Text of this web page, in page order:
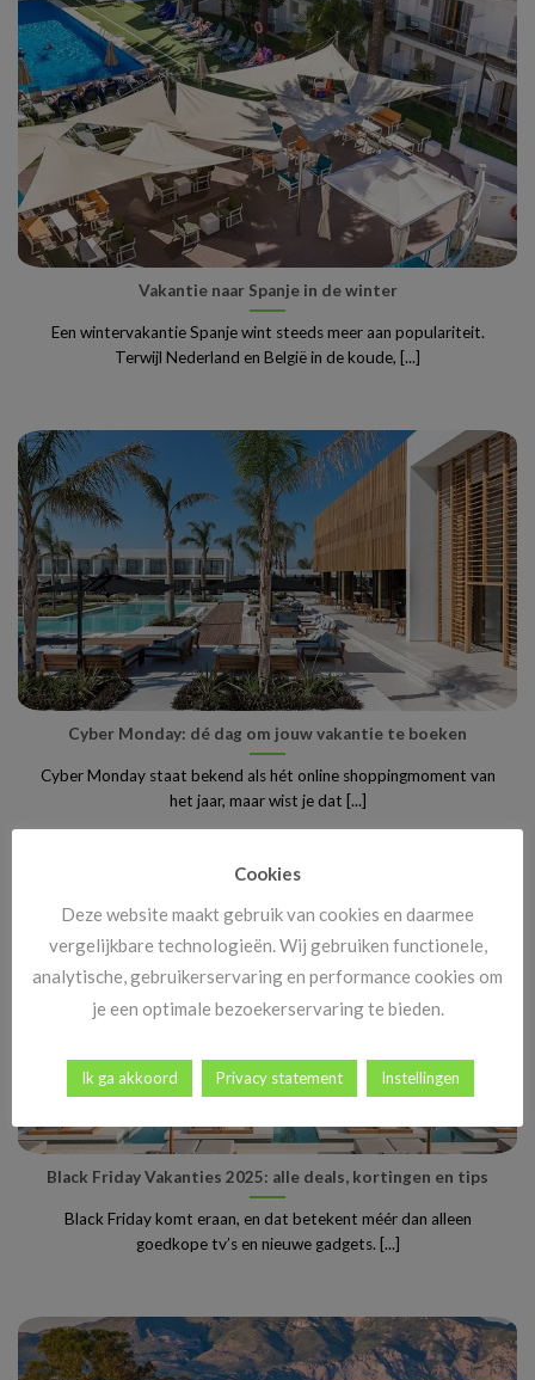
Vakantie naar Spanje in de winter
Een wintervakantie Spanje wint steeds meer aan populariteit.
Terwijl Nederland en België in de koude, [...]
Cyber Monday: dé dag om jouw vakantie te boeken
Cyber Monday staat bekend als hét online shoppingmoment van
het jaar, maar wist je dat [...]
Black Friday Vakanties 2025: alle deals, kortingen en tips
Black Friday komt eraan, en dat betekent méér dan alleen
goedkope tv’s en nieuwe gadgets. [...]
Cookies
Deze website maakt gebruik van cookies en daarmee
vergelijkbare technologieën. Wij gebruiken functionele,
analytische, gebruikerservaring en performance cookies om
je een optimale bezoekerservaring te bieden.
Ik ga akkoord Privacy statement Instellingen